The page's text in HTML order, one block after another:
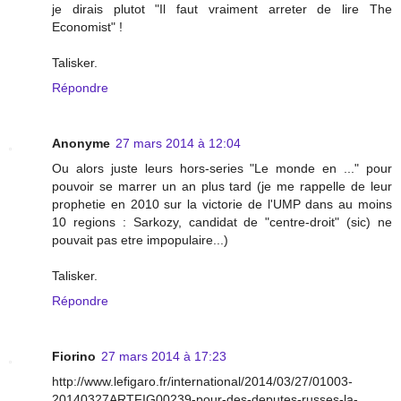
je dirais plutot "Il faut vraiment arreter de lire The
Economist" !
Talisker.
Répondre
Anonyme 27 mars 2014 à 12:04
Ou alors juste leurs hors-series "Le monde en ..." pour
pouvoir se marrer un an plus tard (je me rappelle de leur
prophetie en 2010 sur la victorie de l'UMP dans au moins
10 regions : Sarkozy, candidat de "centre-droit" (sic) ne
pouvait pas etre impopulaire...)
Talisker.
Répondre
Fiorino 27 mars 2014 à 17:23
http://www.lefigaro.fr/international/2014/03/27/01003-